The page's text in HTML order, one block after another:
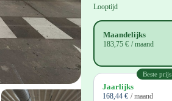
Looptijd
Maandelijks
183,75 € / maand
Beste prijs
Jaarlijks
168,44 € / maand